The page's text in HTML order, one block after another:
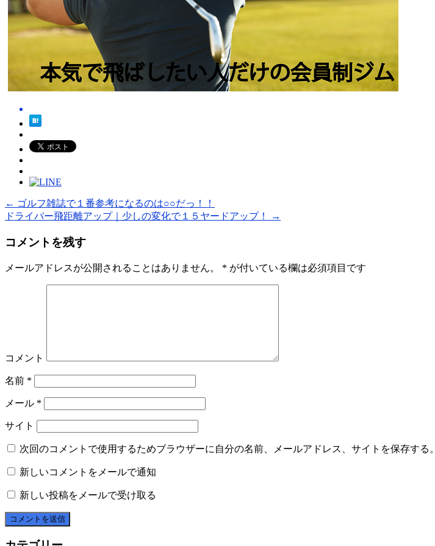
← ゴルフ雑誌で１番参考になるのは○○だっ！！
ドライバー飛距離アップ｜少しの変化で１５ヤードアップ！
→
コメントを残す
メールアドレスが公開されることはありません。 * が付いている欄は必須項目です
コメント
名前 *
メール *
サイト
次回のコメントで使用するためブラウザーに自分の名前、メールアドレス、サイトを保存する。
新しいコメントをメールで通知
新しい投稿をメールで受け取る